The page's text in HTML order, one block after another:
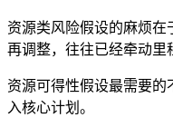
资源类风险假设的麻烦
再调整，往往已经牵动里
资源可得性假设最需要
入核心计划。